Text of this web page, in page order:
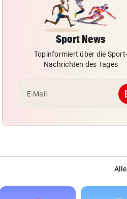
Sport News
Topinformiert über die Sport-
Nachrichten des Tages
E-Mail